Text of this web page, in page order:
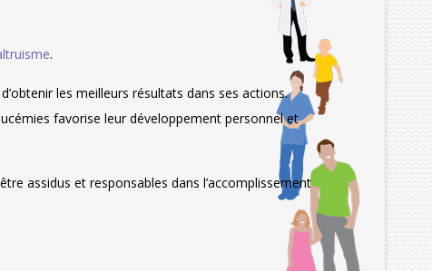
.
les meilleurs résultats dans ses actions.
favorise leur développement personnel et
assidus et responsables dans l’accomplissement